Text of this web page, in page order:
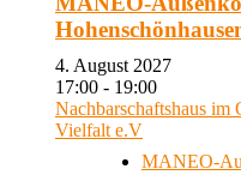
4. August 2027
17:00 - 19:00
Nachbarschaftshaus im
Vielfalt e.V
MANEO-